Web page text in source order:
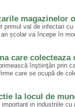
magazinelor
primul val de infectari
școlar va începe în
care
înştiinţări prin
care se ocupă de
la locul de
in industriile